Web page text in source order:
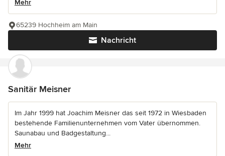
Mehr
Nachricht
65239 Hochheim am Main
Sanitär Meisner
Im Jahr 1999 hat Joachim Meisner das seit 1972 in Wiesbaden
bestehende Familienunternehmen vom Vater übernommen.
Saunabau und Badgestaltung...
Mehr